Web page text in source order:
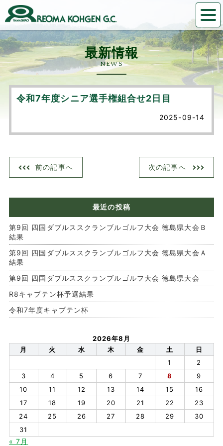
NEWS
令和7年度シニア選手権組合せ2日目
2025-09-14
前の記事へ 次の記事へ
最近の投稿
第9回 四国ダブルススクランブルゴルフ大会 徳島県大会Ｂ
結果
第9回 四国ダブルススクランブルゴルフ大会 徳島県大会Ａ
結果
第9回 四国ダブルススクランブルゴルフ大会 徳島県大会
R8キャプテン杯予選結果
令和7年度キャプテン杯
2026年8月
月
火 水 木 金 土
日
1
2
3
4 5 6 7 8
9
10
11 12 13 14 15
16
17
18 19 20 21 22
23
24
25 26 27 28 29
30
31
« 7月